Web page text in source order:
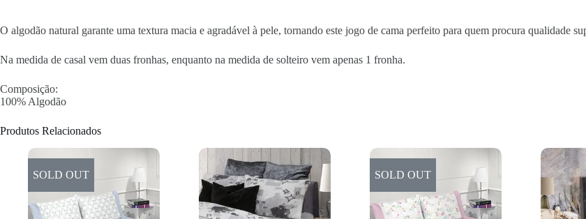
O algodão natural garante uma textura macia e agradável à pele, tornando este jogo de cama perfeito para quem procura qualidade
Na medida de casal vem duas fronhas, enquanto na medida de solteiro vem apenas 1 fronha.
Composição:
100% Algodão
Produtos Relacionados
SOLD OUT SOLD OUT